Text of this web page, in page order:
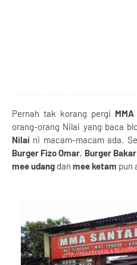
Pernah tak korang pergi
orang-orang Nilai yang baca
Nilai ni macam-macam ada.
Burger Fizo Omar, Burger
mee udang dan mee ketam pun